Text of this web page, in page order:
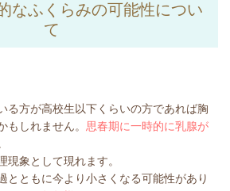
なふくらみの可能性につい
て
る方が高校生以下くらいの方であれば胸
もしれません。 思春期に一時的に乳腺が
現象として現れます。
とともに今より小さくなる可能性があり